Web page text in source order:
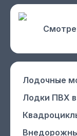
Лодочные
Лодки ПВХ